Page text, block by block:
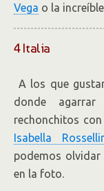
Vega o la increíble
4 Italia
A los que
donde
rechonchitos
Isabella
podemos
en la foto.